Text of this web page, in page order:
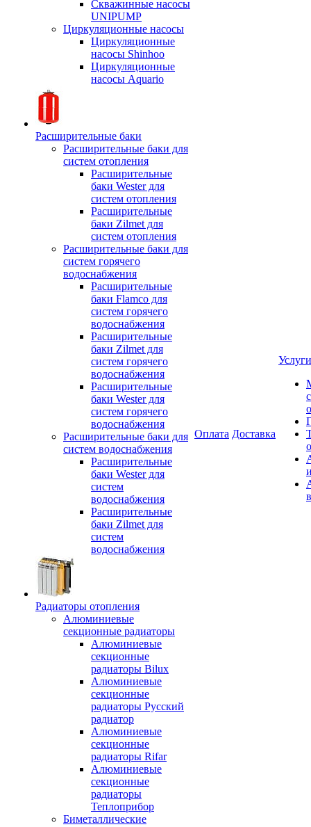
Скважинные насосы
UNIPUMP
Циркуляционные насосы
Циркуляционные
насосы Shinhoo
Циркуляционные
насосы Aquario
Расширительные баки
Расширительные баки для
систем отопления
Расширительные
баки Wester для
систем отопления
Расширительные
баки Zilmet для
систем отопления
Расширительные баки для
систем горячего
водоснабжения
Расширительные
баки Flamco для
систем горячего
водоснабжения
Расширительные
баки Zilmet для
систем горячего
водоснабжения
Расширительные
баки Wester для
систем горячего
водоснабжения
Расширительные баки для
систем водоснабжения
Расширительные
баки Wester для
систем
водоснабжения
Расширительные
баки Zilmet для
систем
водоснабжения
Радиаторы отопления
Алюминиевые
секционные радиаторы
Алюминиевые
секционные
радиаторы Bilux
Алюминиевые
секционные
радиаторы Русский
радиатор
Алюминиевые
секционные
радиаторы Rifar
Алюминиевые
секционные
радиаторы
Теплоприбор
Биметаллические
Оплата Доставка
Услуги